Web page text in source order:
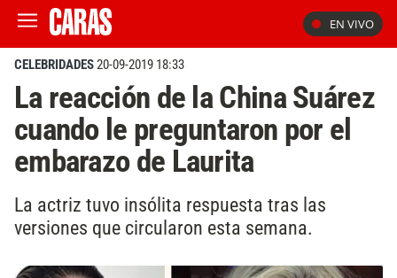
EN VIVO
CELEBRIDADES20-09-2019 18:33
La reacción de la China Suárez
cuando le preguntaron por el
embarazo de Laurita
La actriz tuvo insólita respuesta tras las
versiones que circularon esta semana.